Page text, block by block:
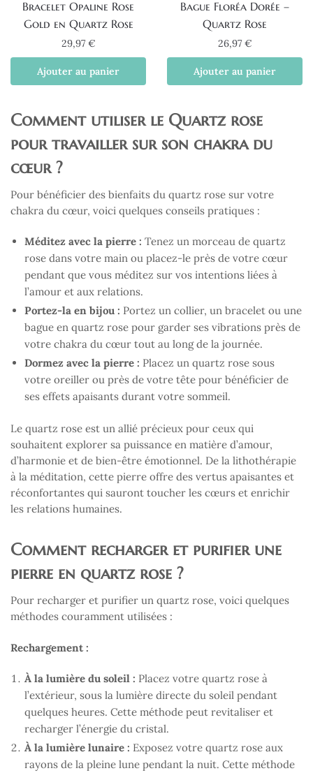
Bracelet Opaline Rose
Gold en Quartz Rose
29,97€
Ajouter au panier
Bague Floréa Dorée –
Quartz Rose
26,97€
Ajouter au panier
Comment utiliser le Quartz rose
pour travailler sur son chakra du
cœur ?
Pour bénéficier des bienfaits du quartz rose sur votre
chakra du cœur, voici quelques conseils pratiques :
Méditez avec la pierre : Tenez un morceau de quartz
rose dans votre main ou placez-le près de votre cœur
pendant que vous méditez sur vos intentions liées à
l’amour et aux relations.
Portez-la en bijou : Portez un collier, un bracelet ou une
bague en quartz rose pour garder ses vibrations près de
votre chakra du cœur tout au long de la journée.
Dormez avec la pierre : Placez un quartz rose sous
votre oreiller ou près de votre tête pour bénéficier de
ses effets apaisants durant votre sommeil.
Le quartz rose est un allié précieux pour ceux qui
souhaitent explorer sa puissance en matière d’amour,
d’harmonie et de bien-être émotionnel. De la lithothérapie
à la méditation, cette pierre offre des vertus apaisantes et
réconfortantes qui sauront toucher les cœurs et enrichir
les relations humaines.
Comment recharger et purifier une
pierre en quartz rose ?
Pour recharger et purifier un quartz rose, voici quelques
méthodes couramment utilisées :
Rechargement :
À la lumière du soleil : Placez votre quartz rose à
l’extérieur, sous la lumière directe du soleil pendant
quelques heures. Cette méthode peut revitaliser et
recharger l’énergie du cristal.
À la lumière lunaire : Exposez votre quartz rose aux
rayons de la pleine lune pendant la nuit. Cette méthode